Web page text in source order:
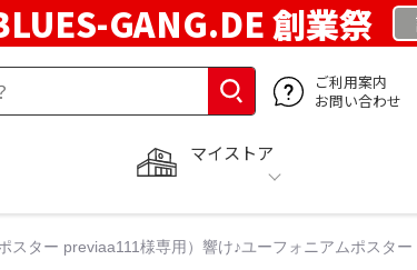
GANG.DE 創業祭
ご利用案内
お問い合わせ
マイストア
スター previaa111様専用）響け♪ユーフォニアムポスタ